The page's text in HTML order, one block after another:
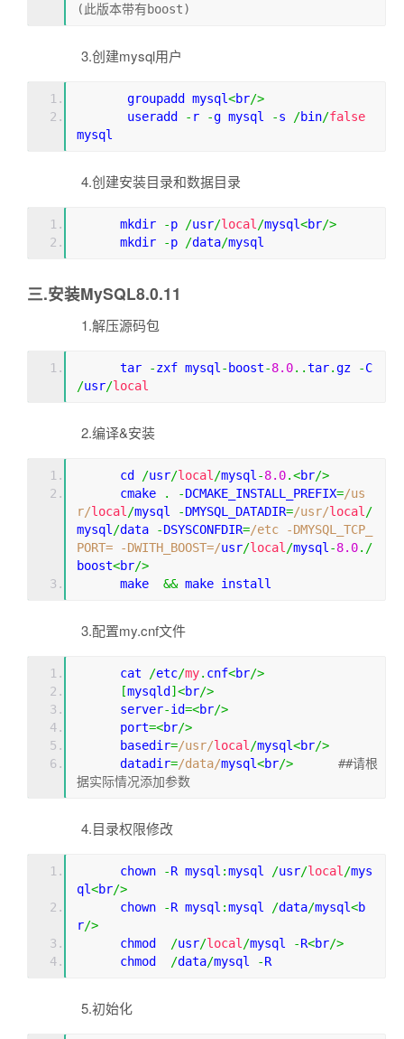
(此版本带有boost)
3.创建mysql用户
       groupadd mysql
<br/>
       useradd
- r -g mysql -s /bin/false
mysql
4.创建安装目录和数据目录
      mkdir
-p /usr/local /mysql<br/>
      mkdir
-p /data/mysql
三.安装MySQL8.0.11
1.解压源码包
      tar
-zxf mysql - boost-8.0..tar.gz -
/usr/local
2.编译&安装
      cd
/usr/local /mysql -8.0.<br/>
      cmake
. -DCMAKE_INSTALL_PREFIX=/us
r/local /mysql -DMYSQL_DATADIR=/usr/local /
mysql /data -DSYSCONFDIR=/etc -DMYSQL_TCP_
PORT= -DWITH_BOOST=/usr/local /mysql -8.0./
boost<br/>
      make
&& make install
3.配置my.cnf文件
      cat
/etc/my. cnf<br/>
[mysqld ]<br/>
      server
-id=<br/>
      port
=<br/>
      basedir
=/usr/local /mysql<br/>
      datadir
=/data/mysql<br/> ##请根
据实际情况添加参数
4.目录权限修改
      chown
-R mysql :mysql /usr/local /mys
ql<br/>
      chown
-R mysql :mysql /data/mysql<b
r/>
      chmod
/usr/local /mysql -R<br/>
      chmod
/data/mysql -R
5.初始化